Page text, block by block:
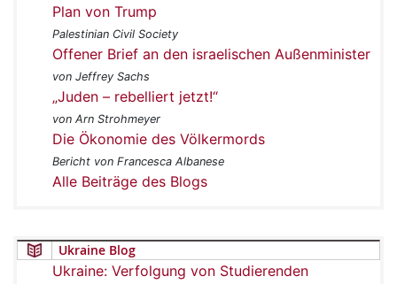
Plan von Trump
Palestinian Civil Society
Offener Brief an den israelischen Außenminister
von Jeffrey Sachs
„Juden – rebelliert jetzt!“
von Arn Strohmeyer
Die Ökonomie des Völkermords
Bericht von Francesca Albanese
Alle Beiträge des Blogs
Ukraine Blog
Ukraine: Verfolgung von Studierenden